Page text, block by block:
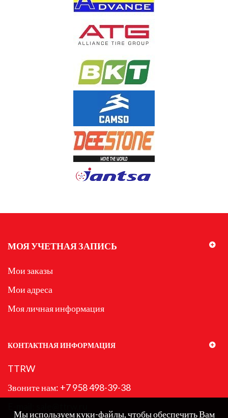
Мы используем куки-файлы, чтобы обеспечить Вам
МОЯ УЧЕТНАЯ ЗАПИСЬ
Мои заказы
Мои адреса
Моя личная информация
КОНТАКТНАЯ ИНФОРМАЦИЯ
TTRW
Звоните нам: +7 958 498-39-38
Мы используем куки-файлы, чтобы обеспечить Вам